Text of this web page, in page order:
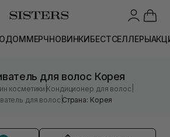
ДОММЕРЧНОВИНКИБЕСТСЕЛЛЕРЫ
для волос Корея
косметики |Кондиционер для волос
для волос |Страна: Корея